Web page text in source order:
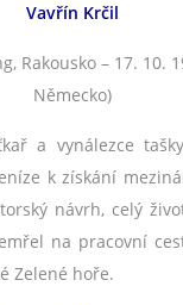
Vavřín Krčil
Rakousko – 17. 10.
Německo)
a vynálezce
k získání
návrh, celý
na pracovní
Zelené hoře.